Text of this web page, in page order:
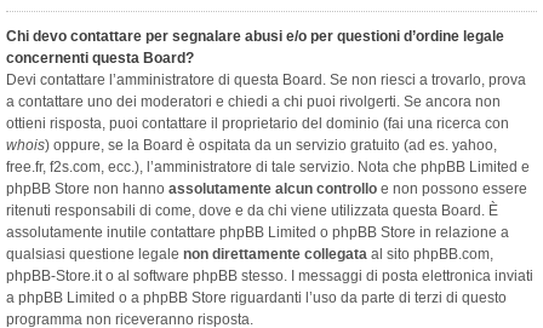
Chi devo contattare per segnalare abusi e/o per questioni d’ordine legale
concernenti questa Board?
Devi contattare l’amministratore di questa Board. Se non riesci a trovarlo, prova
a contattare uno dei moderatori e chiedi a chi puoi rivolgerti. Se ancora non
ottieni risposta, puoi contattare il proprietario del dominio (fai una ricerca con
whois) oppure, se la Board è ospitata da un servizio gratuito (ad es. yahoo,
free.fr, f2s.com, ecc.), l’amministratore di tale servizio. Nota che phpBB Limited e
phpBB Store non hanno assolutamente alcun controllo e non possono essere
ritenuti responsabili di come, dove e da chi viene utilizzata questa Board. È
assolutamente inutile contattare phpBB Limited o phpBB Store in relazione a
qualsiasi questione legale non direttamente collegata al sito phpBB.com,
phpBB-Store.it o al software phpBB stesso. I messaggi di posta elettronica inviati
a phpBB Limited o a phpBB Store riguardanti l’uso da parte di terzi di questo
programma non riceveranno risposta.